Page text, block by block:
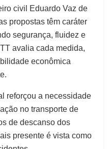
civil Eduardo Vaz de
propostas têm caráter
segurança, fluidez e
avalia cada medida,
econômica
reforçou a necessidade
no transporte de
de descanso dos
presente é vista como